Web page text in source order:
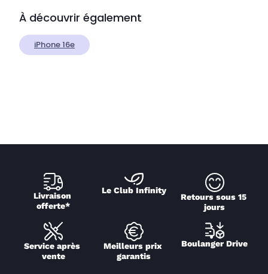
À découvrir également
iPhone 16e
Livraison
offerte*
Le Club Infinity
Retours sous 15
jours
Service après
vente
Meilleurs prix
garantis
Boulanger Drive